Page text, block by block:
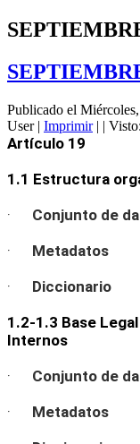
Publicado el
User| Imprimir| |
Artículo 19
1.1 Estructura
· Conjunto de
· Metadatos
· Diccionario
1.2-1.3 Base
Internos
· Conjunto de
· Metadatos